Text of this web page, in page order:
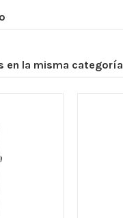
en la misma categoría